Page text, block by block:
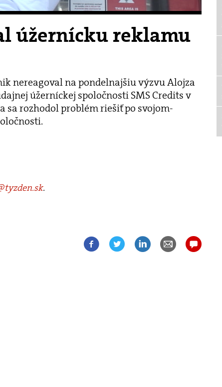
úžernícku reklamu
nereagoval na pondelnajšiu výzvu Alojza
úžerníckej spoločnosti SMS Credits v
sa rozhodol problém riešiť po svojom-
.